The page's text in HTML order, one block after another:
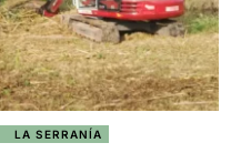
LA SERRANÍA